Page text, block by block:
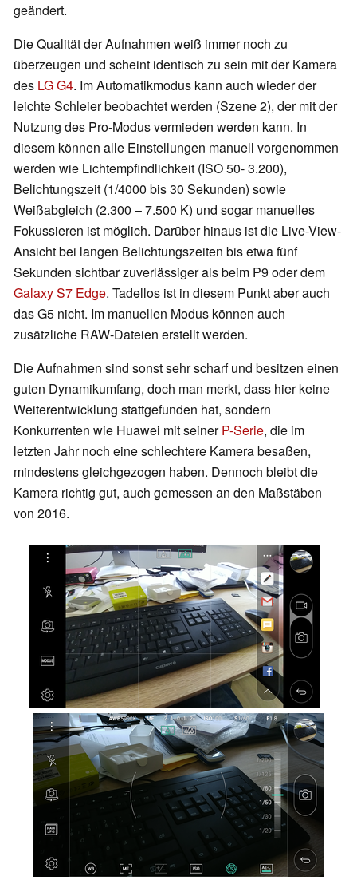
geändert.
Die Qualität der Aufnahmen weiß immer noch zu
überzeugen und scheint identisch zu sein mit der Kamera
des LG G4. Im Automatikmodus kann auch wieder der
leichte Schleier beobachtet werden (Szene 2), der mit der
Nutzung des Pro-Modus vermieden werden kann. In
diesem können alle Einstellungen manuell vorgenommen
werden wie Lichtempfindlichkeit (ISO 50- 3.200),
Belichtungszeit (1/4000 bis 30 Sekunden) sowie
Weißabgleich (2.300 – 7.500 K) und sogar manuelles
Fokussieren ist möglich. Darüber hinaus ist die Live-View-
Ansicht bei langen Belichtungszeiten bis etwa fünf
Sekunden sichtbar zuverlässiger als beim P9 oder dem
Galaxy S7 Edge. Tadellos ist in diesem Punkt aber auch
das G5 nicht. Im manuellen Modus können auch
zusätzliche RAW-Dateien erstellt werden.
Die Aufnahmen sind sonst sehr scharf und besitzen einen
guten Dynamikumfang, doch man merkt, dass hier keine
Weiterentwicklung stattgefunden hat, sondern
Konkurrenten wie Huawei mit seinerP-Serie, die im
letzten Jahr noch eine schlechtere Kamera besaßen,
mindestens gleichgezogen haben. Dennoch bleibt die
Kamera richtig gut, auch gemessen an den Maßstäben
von 2016.